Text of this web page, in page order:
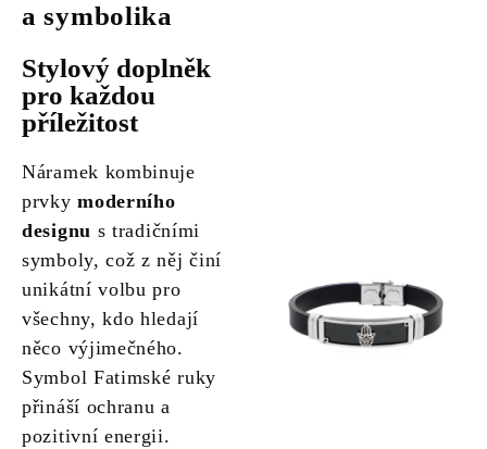
a symbolika
Stylový doplněk
pro každou
příležitost
Náramek kombinuje
prvkymoderního
designu s tradičními
symboly, což z něj činí
unikátní volbu pro
všechny, kdo hledají
něco výjimečného.
Symbol Fatimské ruky
přináší ochranu a
pozitivní energii.